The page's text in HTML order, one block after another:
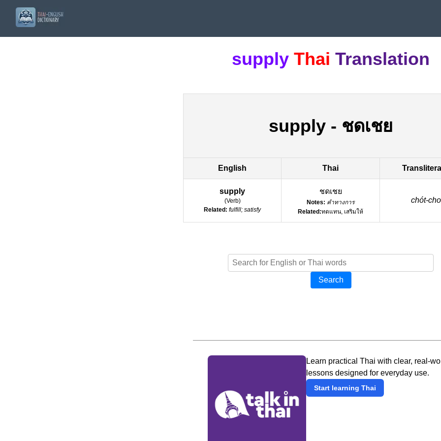
supply Thai Translation
supply - ชดเชย
English Thai
supply
(Verb)
Related: fulfill; satisfy
ชดเชย
Notes: คำทางการ
Related:ทดแทน, เสริมให้
chót-
Search
Learn practical Thai with clear, real-
lessons designed for everyday use.
Start learning Thai